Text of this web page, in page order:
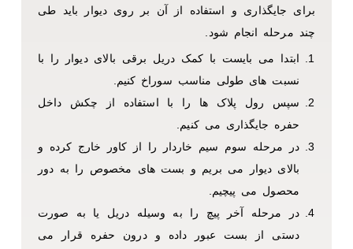
برای جایگذاری و استفاده از آن بر روی دیوار باید طی
چند مرحله انجام شود.
ابتدا می بایست با کمک دریل برقی بالای دیوار را با
نسبت های طولی مناسب سوراخ کنیم.
سپس رول پلاک ها را با استفاده از چکش داخل
حفره جایگذاری می کنیم.
در مرحله سوم سیم خاردار را از کاور خارج کرده و
بالای دیوار می بریم و بست های مخصوص را به دور
محصول می پیچیم.
در مرحله آخر پیچ را به وسیله دریل یا به صورت
دستی از بست عبور داده و درون حفره قرار می